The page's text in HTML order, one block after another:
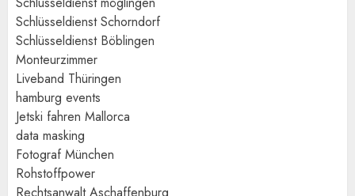
Schlüsseldienst Schorndorf
Schlüsseldienst Böblingen
Monteurzimmer
Liveband Thüringen
hamburg events
Jetski fahren Mallorca
data masking
Fotograf München
Rohstoffpower